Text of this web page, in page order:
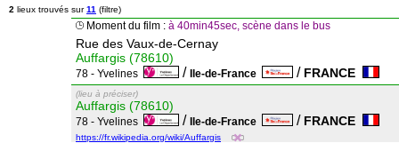
2 lieux trouvés sur11 (filtre)
Moment du film : à 40min45sec, scène dans le bus
Rue des Vaux-de-Cernay
Auffargis (78610)
78 - Yvelines / Ile-de-France / FRANCE
(lieu à préciser)
Auffargis (78610)
78 - Yvelines / Ile-de-France / FRANCE
https://fr.wikipedia.org/wiki/Auffargis